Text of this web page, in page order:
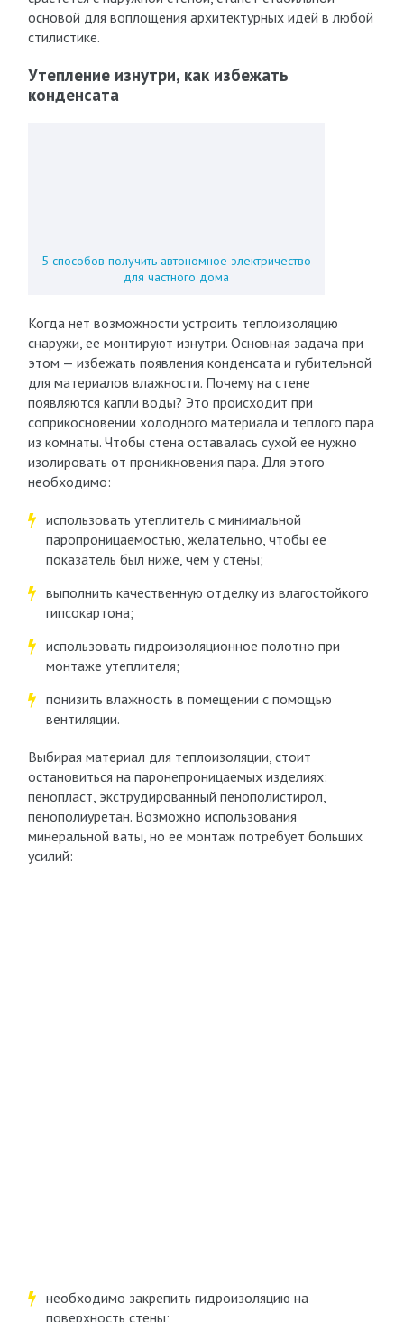
основой для воплощения архитектурных идей в любой
стилистике.
Утепление изнутри, как избежать
конденсата
5 способов получить автономное электричество
для частного дома
Когда нет возможности устроить теплоизоляцию
снаружи, ее монтируют изнутри. Основная задача при
этом — избежать появления конденсата и губительной
для материалов влажности. Почему на стене
появляются капли воды? Это происходит при
соприкосновении холодного материала и теплого пара
из комнаты. Чтобы стена оставалась сухой ее нужно
изолировать от проникновения пара. Для этого
необходимо:
использовать утеплитель с минимальной
паропроницаемостью, желательно, чтобы ее
показатель был ниже, чем у стены;
выполнить качественную отделку из влагостойкого
гипсокартона;
использовать гидроизоляционное полотно при
монтаже утеплителя;
понизить влажность в помещении с помощью
вентиляции.
Выбирая материал для теплоизоляции, стоит
остановиться на паронепроницаемых изделиях:
пенопласт, экструдированный пенополистирол,
пенополиуретан. Возможно использования
минеральной ваты, но ее монтаж потребует больших
усилий:
необходимо закрепить гидроизоляцию на
поверхность стены;